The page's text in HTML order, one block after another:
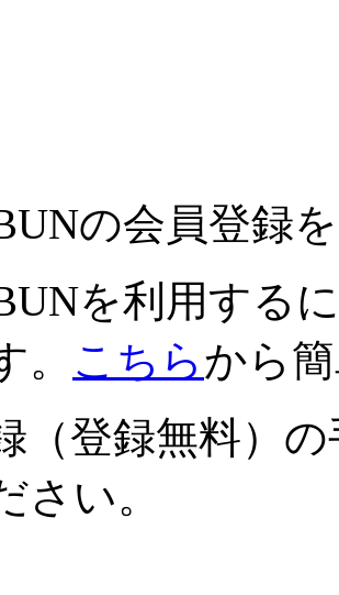
の会員登録
を利用する
。 こちらから
（登録無料）
さい。